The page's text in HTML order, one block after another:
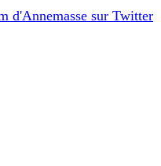
d'Annemasse sur Twitter